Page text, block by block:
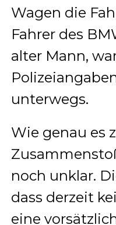
Wagen die
Fahrer des
alter Mann,
unterwegs.
Wie genau es
noch unklar.
dass derzeit
eine